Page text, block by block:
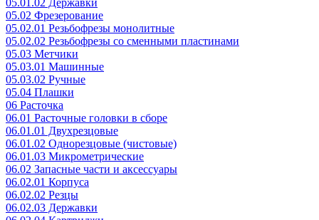
05.01.02 Державки
05.02 Фрезерование
05.02.01 Резьбофрезы монолитные
05.02.02 Резьбофрезы со сменными пластинами
05.03 Метчики
05.03.01 Машинные
05.03.02 Ручные
05.04 Плашки
06 Расточка
06.01 Расточные головки в сборе
06.01.01 Двухрезцовые
06.01.02 Однорезцовые (чистовые)
06.01.03 Микрометрические
06.02 Запасные части и аксессуары
06.02.01 Корпуса
06.02.02 Резцы
06.02.03 Державки